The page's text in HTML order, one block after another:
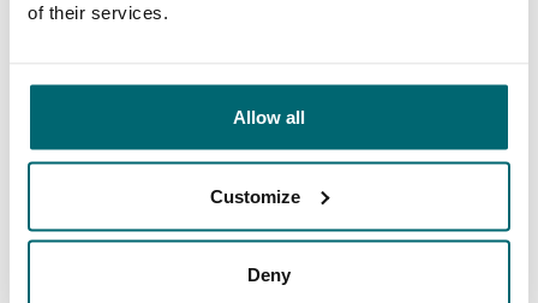
of their services.
Allow all
Customize
Deny
The Carp Specialist, nicht einfach nur ein
nach dem Zahlungseingang an, sondern gleich
immer viel Zeit für uns, beriet bei der – der
Daniel Brünkmans